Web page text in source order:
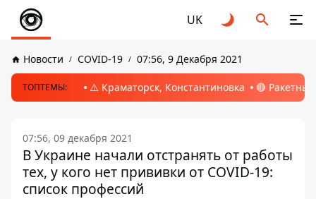
UK
Новости COVID-19 07:56, 9 Декабря 2021
ТОПТЕМЫ: ⚠️ Краматорск, Константиновка 🔴
07:56, 09 декабря 2021
В Украине начали отстранять от работы
тех, у кого нет прививки от COVID-19:
список профессий